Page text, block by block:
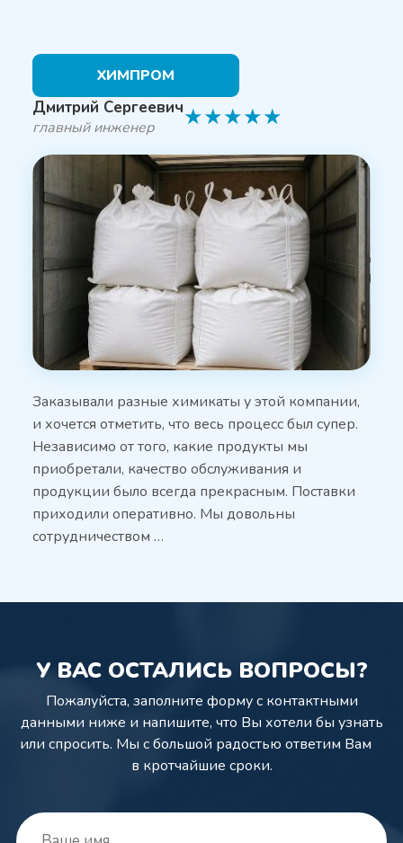
ХИМПРОМ
Дмитрий Сергеевич
главный инженер ★★★★★
Заказывали разные химикаты у этой компании,
и хочется отметить, что весь процесс был супер.
Независимо от того, какие продукты мы
приобретали, качество обслуживания и
продукции было всегда прекрасным. Поставки
приходили оперативно. Мы довольны
сотрудничеством …
У ВАС ОСТАЛИСЬ ВОПРОСЫ?
Пожалуйста, заполните форму с контактными
данными ниже и напишите, что Вы хотели бы узнать
или спросить. Мы с большой радостью ответим Вам
в кротчайшие сроки.